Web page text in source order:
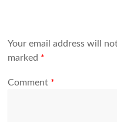
Your email address will
marked *
Comment *